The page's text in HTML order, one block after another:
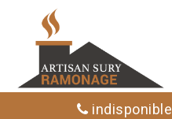
indisponible